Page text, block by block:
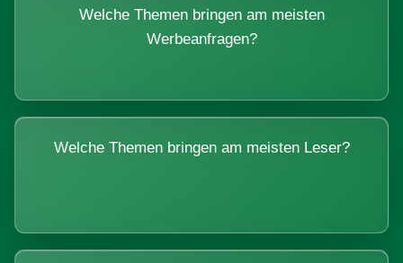
Welche Themen bringen am meisten
Werbeanfragen?
Welche Themen bringen am meisten Leser?